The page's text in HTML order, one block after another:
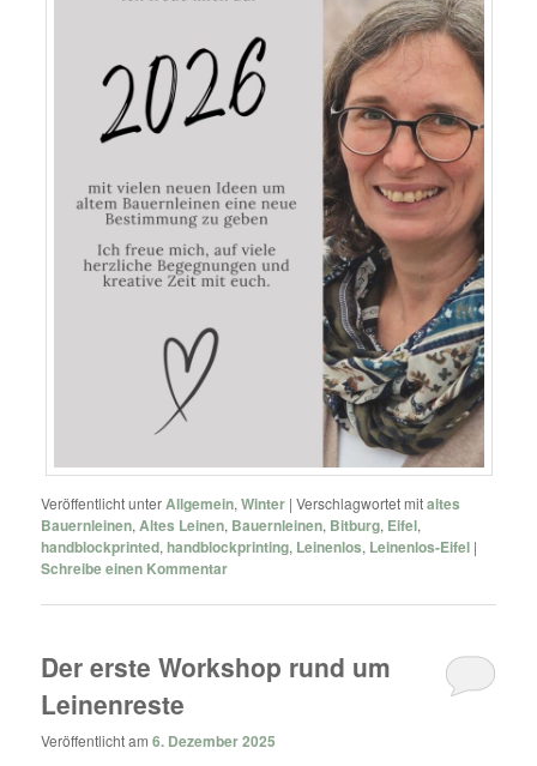
Veröffentlicht unterAllgemein,Winter |Verschlagwortet mitaltes
Bauernleinen, Altes Leinen, Bauernleinen, Bitburg, Eifel,
handblockprinted, handblockprinting, Leinenlos, Leinenlos-Eifel |
Schreibe einen Kommentar
Der erste Workshop rund um
Leinenreste
Veröffentlicht am6. Dezember 2025